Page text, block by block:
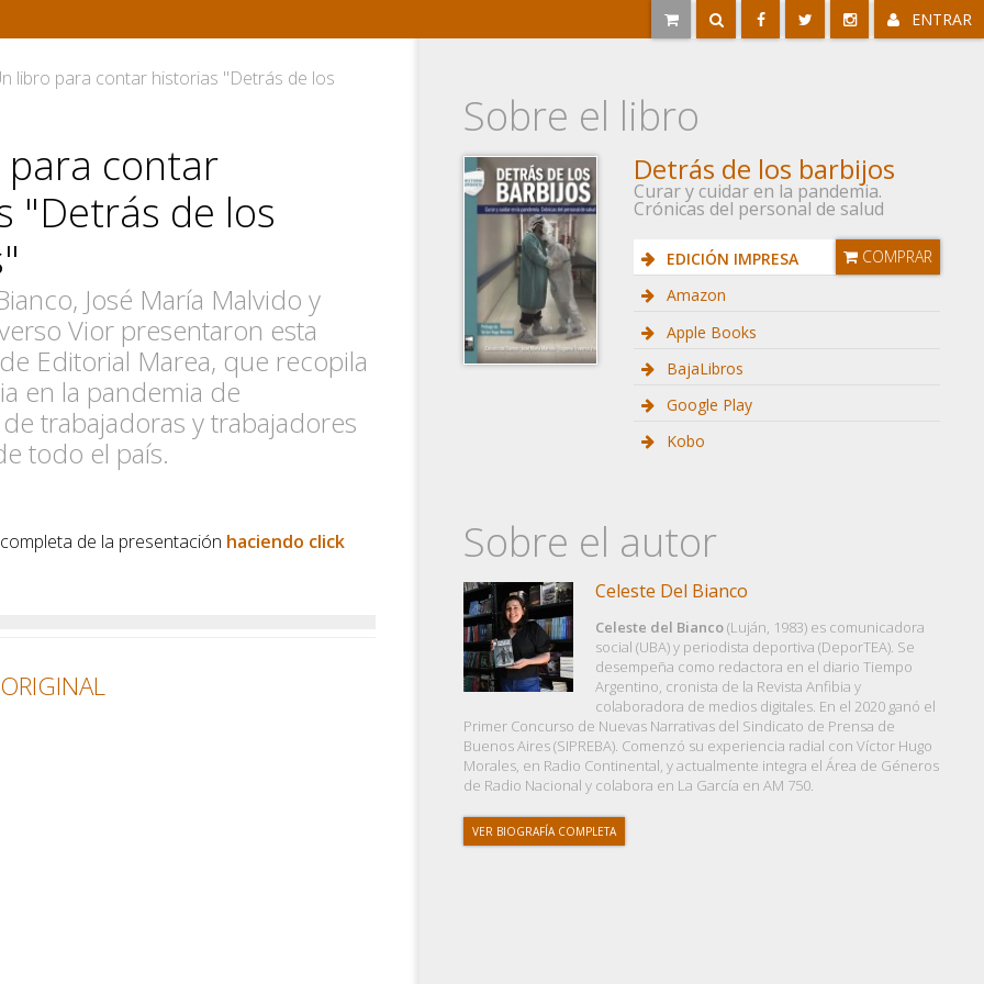
ENTRAR
libro para contar historias "Detrás de los
para contar
"Detrás de los
José María Malvido y
Vior presentaron esta
Editorial Marea, que recopila
en la pandemia de
trabajadoras y trabajadores
todo el país.
de la presentación haciendo click
Sobre el libro
Detrás de los barbijos
Curar y cuidar en la pandemia.
Crónicas del personal de salud
EDICIÓN IMPRESA
COMPRAR
Amazon
Apple Books
BajaLibros
Google Play
Kobo
Sobre el autor
Celeste Del Bianco
Celeste del Bianco(Luján, 1983) es comunicadora
social (UBA) y periodista deportiva (DeporTEA). Se
desempeña como redactora en el diario Tiempo
Argentino, cronista de la Revista Anfibia y
colaboradora de medios digitales. En el 2020 ganó el
Primer Concurso de Nuevas Narrativas del Sindicato de Prensa de
Buenos Aires (SIPREBA). Comenzó su experiencia radial con Víctor Hugo
Morales, en Radio Continental, y actualmente integra el Área de Géneros
de Radio Nacional y colabora en La García en AM 750.
VER BIOGRAFÍA COMPLETA